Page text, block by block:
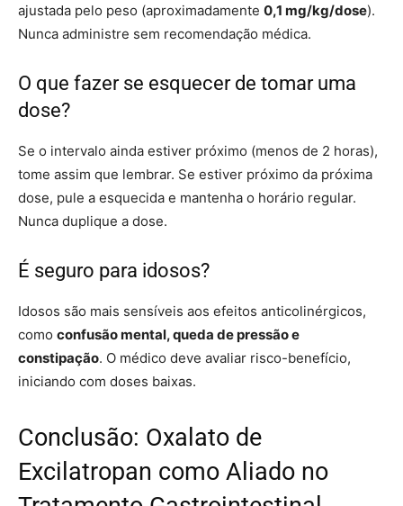
ajustada pelo peso (aproximadamente 0,1 mg/kg/dose).
Nunca administre sem recomendação médica.
O que fazer se esquecer de tomar uma
dose?
Se o intervalo ainda estiver próximo (menos de 2 horas),
tome assim que lembrar. Se estiver próximo da próxima
dose, pule a esquecida e mantenha o horário regular.
Nunca duplique a dose.
É seguro para idosos?
Idosos são mais sensíveis aos efeitos anticolinérgicos,
como confusão mental, queda de pressão e
constipação. O médico deve avaliar risco-benefício,
iniciando com doses baixas.
Conclusão: Oxalato de
Excilatropan como Aliado no